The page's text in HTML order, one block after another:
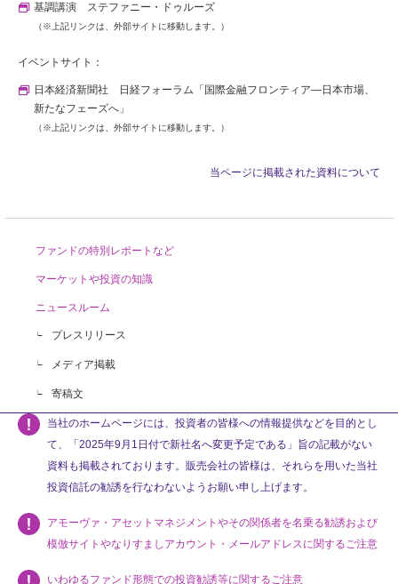
ファンドの特別レポートなど
マーケットや投資の知識
ニュースルーム
プレスリリース
メディア掲載
寄稿文
基調講演 ステファニー・ドゥルーズ
（※上記リンクは、外部サイトに移動します。）
イベントサイト：
日本経済新聞社 日経フォーラム「国際金融フロンティア―日本市場、
新たなフェーズへ」
（※上記リンクは、外部サイトに移動します。）
当ページに掲載された資料について
当社のホームページには、投資者の皆様への情報提供などを目的とし
て、「2025年9月1日付で新社名へ変更予定である」旨の記載がない
資料も掲載されております。販売会社の皆様は、それらを用いた当社
投資信託の勧誘を行なわないようお願い申し上げます。
アモーヴァ・アセットマネジメントやその関係者を名乗る勧誘および
模倣サイトやなりすましアカウント・メールアドレスに関するご注意
いわゆるファンド形態での投資勧誘等に関するご注意